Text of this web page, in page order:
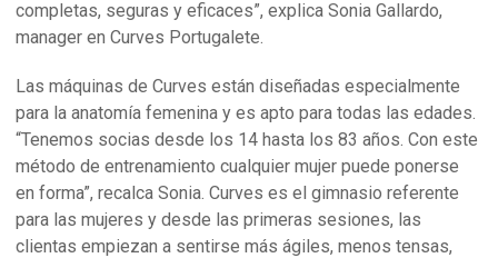
completas, seguras y eficaces”, explica Sonia Gallardo,
manager en Curves Portugalete.
Las máquinas de Curves están diseñadas especialmente
para la anatomía femenina y es apto para todas las edades.
“Tenemos socias desde los 14 hasta los 83 años. Con este
método de entrenamiento cualquier mujer puede ponerse
en forma”, recalca Sonia. Curves es el gimnasio referente
para las mujeres y desde las primeras sesiones, las
clientas empiezan a sentirse más ágiles, menos tensas,